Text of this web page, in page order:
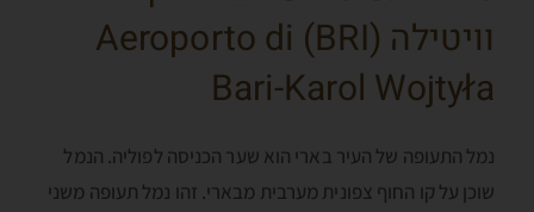
וויטילה (BRI) Aeroporto di
Bari-Karol Wojtyła
נמל התעופה של העיר בארי הוא שער הכניסה לפוליה. הנמל
שוכן על קו החוף צפונית מערבית מבארי. זהו נמל תעופה משני